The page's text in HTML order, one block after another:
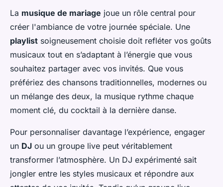
La musique de mariage joue un rôle central pour
créer l'ambiance de votre journée spéciale. Une
playlist soigneusement choisie doit refléter vos goûts
musicaux tout en s’adaptant à l’énergie que vous
souhaitez partager avec vos invités. Que vous
préfériez des chansons traditionnelles, modernes ou
un mélange des deux, la musique rythme chaque
moment clé, du cocktail à la dernière danse.
Pour personnaliser davantage l’expérience, engager
un DJ ou un groupe live peut véritablement
transformer l’atmosphère. Un DJ expérimenté sait
jongler entre les styles musicaux et répondre aux